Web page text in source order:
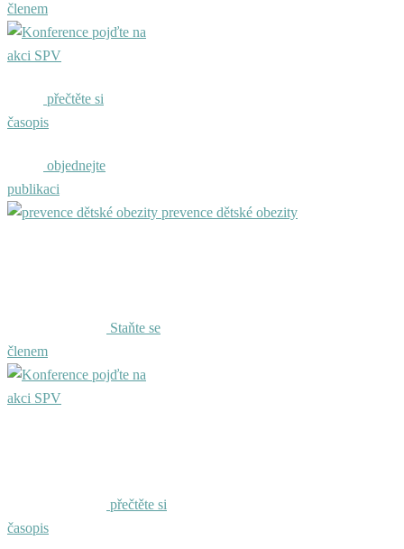
členem
pojďte na
akci SPV
přečtěte si
časopis
objednejte
publikaci
prevence dětské obezity
Staňte se
členem
pojďte na
akci SPV
přečtěte si
časopis